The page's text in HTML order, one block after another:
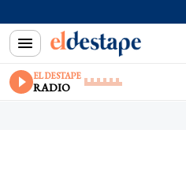
EL DESTAPE
RADIO